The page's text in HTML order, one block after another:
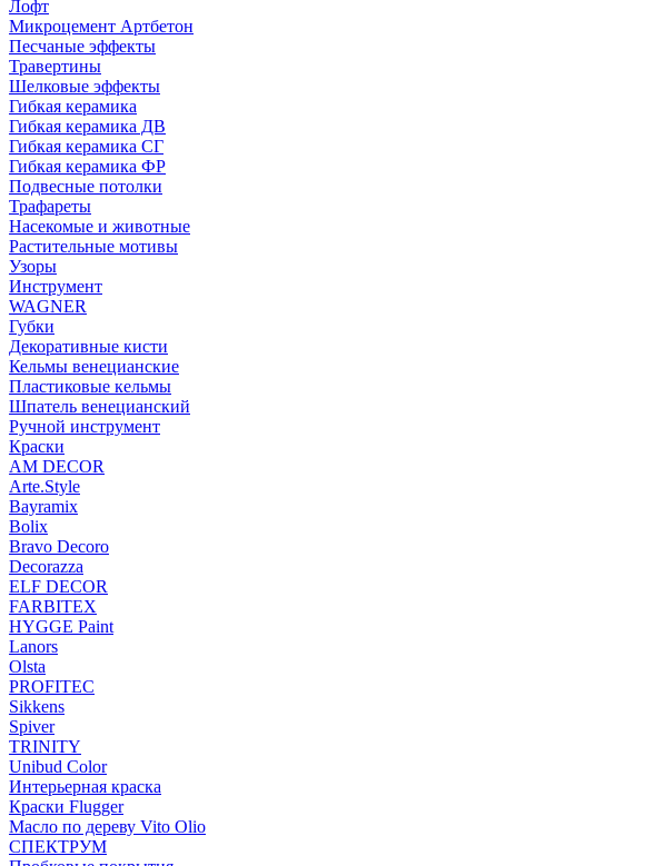
Лофт
Микроцемент Артбетон
Песчаные эффекты
Травертины
Шелковые эффекты
Гибкая керамика
Гибкая керамика ДВ
Гибкая керамика СГ
Гибкая керамика ФР
Подвесные потолки
Трафареты
Насекомые и животные
Растительные мотивы
Узоры
Инструмент
WAGNER
Губки
Декоративные кисти
Кельмы венецианские
Пластиковые кельмы
Шпатель венецианский
Ручной инструмент
Краски
AM DECOR
Arte.Style
Bayramix
Bolix
Bravo Decoro
Decorazza
ELF DECOR
FARBITEX
HYGGE Paint
Lanors
Olsta
PROFITEC
Sikkens
Spiver
TRINITY
Unibud Color
Интерьерная краска
Краски Flugger
Масло по дереву Vito Olio
СПЕКТРУМ